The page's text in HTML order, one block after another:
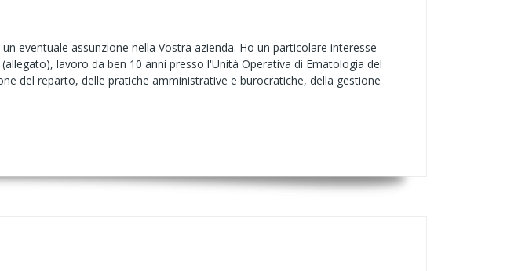
eventuale assunzione nella Vostra azienda. Ho un particolare interesse
lavoro da ben 10 anni presso l'Unità Operativa di Ematologia del
del reparto, delle pratiche amministrative e burocratiche, della gestione